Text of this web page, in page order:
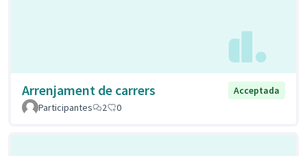
Arrenjament de carrers
Acceptada
Participantes
2 0